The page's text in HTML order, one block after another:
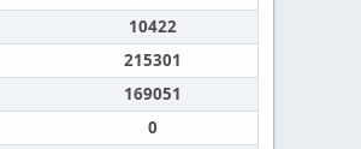
10422
215301
169051
0